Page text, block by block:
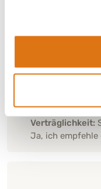
Macht einen sehr
Hund gerne
Verträglichkeit:
Ja, ich